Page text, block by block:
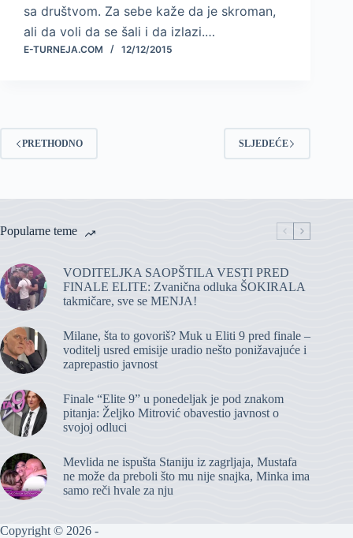
sa društvom. Za sebe kaže da je skroman,
ali da voli da se šali i da izlazi.…
E-TURNEJA.COM 12/12/2015
PRETHODNO SLJEDEĆE
Popularne teme
VODITELJKA SAOPŠTILA VESTI PRED
FINALE ELITE: Zvanična odluka ŠOKIRALA
takmičare, sve se MENJA!
Milane, šta to govoriš? Muk u Eliti 9 pred finale –
voditelj usred emisije uradio nešto ponižavajuće i
zaprepastio javnost
Finale “Elite 9” u ponedeljak je pod znakom
pitanja: Željko Mitrović obavestio javnost o
svojoj odluci
Mevlida ne ispušta Staniju iz zagrljaja, Mustafa
ne može da preboli što mu nije snajka, Minka ima
samo reči hvale za nju
Copyright © 2026 -